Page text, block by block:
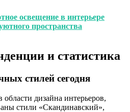
освещение в интерьере
пространства
и статистика
стилей сегодня
дизайна интерьеров,
стили «Скандинавский»,